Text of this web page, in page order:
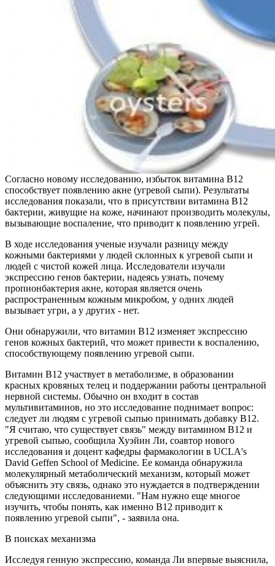
Согласно новому исследованию, избыток витамина В12
способствует появлению акне (угревой сыпи). Результаты
исследования показали, что в присутствии витамина В12
бактерии, живущие на коже, начинают производить молекулы,
вызывающие воспаление, что приводит к появлению угрей.
В ходе исследования ученые изучали разницу между
кожными бактериями у людей склонных к угревой сыпи и
людей с чистой кожей лица. Исследователи изучали
экспрессию генов бактерии, надеясь узнать, почему
пропионбактерия акне, которая является очень
распространенным кожным микробом, у одних людей
вызывает угри, а у других - нет.
Они обнаружили, что витамин В12 изменяет экспрессию
генов кожных бактерий, что может привести к воспалению,
способствующему появлению угревой сыпи.
Витамин В12 участвует в метаболизме, в образовании
красных кровяных телец и поддержании работы центральной
нервной системы. Обычно он входит в состав
мультивитаминов, но это исследование поднимает вопрос:
следует ли людям с угревой сыпью принимать добавку В12.
"Я считаю, что существует связь" между витамином B12 и
угревой сыпью, сообщила Хуэйин Ли, соавтор нового
исследования и доцент кафедры фармакологии в UCLA's
David Geffen School of Medicine. Ее команда обнаружила
молекулярный метаболический механизм, который может
объяснить эту связь, однако это нуждается в подтверждении
следующими исследованиеми. "Нам нужно еще многое
изучить, чтобы понять, как именно В12 приводит к
появлению угревой сыпи", - заявила она.
В поисках механизма
Исследуя генную экспрессию, команда Ли впервые выяснила,